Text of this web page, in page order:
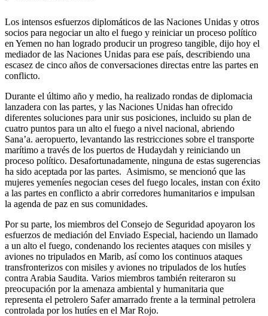
Los intensos esfuerzos diplomáticos de las Naciones Unidas y otros
socios para negociar un alto el fuego y reiniciar un proceso político
en Yemen no han logrado producir un progreso tangible, dijo hoy el
mediador de las Naciones Unidas para ese país, describiendo una
escasez de cinco años de conversaciones directas entre las partes en
conflicto.
Durante el último año y medio, ha realizado rondas de diplomacia
lanzadera con las partes, y las Naciones Unidas han ofrecido
diferentes soluciones para unir sus posiciones, incluido su plan de
cuatro puntos para un alto el fuego a nivel nacional, abriendo
Sana’a. aeropuerto, levantando las restricciones sobre el transporte
marítimo a través de los puertos de Hudaydah y reiniciando un
proceso político. Desafortunadamente, ninguna de estas sugerencias
ha sido aceptada por las partes. Asimismo, se mencionó que las
mujeres yemeníes negocian ceses del fuego locales, instan con éxito
a las partes en conflicto a abrir corredores humanitarios e impulsan
la agenda de paz en sus comunidades.
Por su parte, los miembros del Consejo de Seguridad apoyaron los
esfuerzos de mediación del Enviado Especial, haciendo un llamado
a un alto el fuego, condenando los recientes ataques con misiles y
aviones no tripulados en Marib, así como los continuos ataques
transfronterizos con misiles y aviones no tripulados de los hutíes
contra Arabia Saudita. Varios miembros también reiteraron su
preocupación por la amenaza ambiental y humanitaria que
representa el petrolero Safer amarrado frente a la terminal petrolera
controlada por los hutíes en el Mar Rojo.